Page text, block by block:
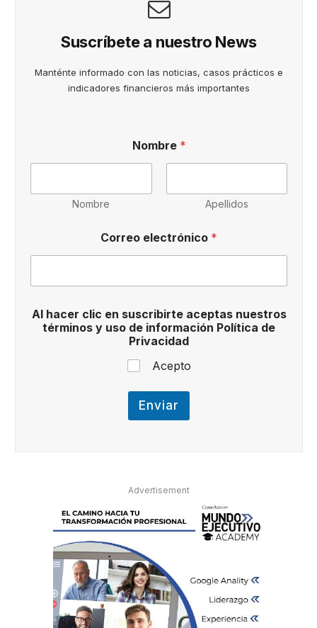
Suscríbete a nuestro News
Manténte informado con las noticias, casos prácticos e
indicadores financieros más importantes
Nombre *
Nombre Apellidos
Correo electrónico *
s
o
y
e
Al hacer clic en suscribirte aceptas nuestros
términos y uso de información Política de
Privacidad
Acepto
Enviar
Advertisement